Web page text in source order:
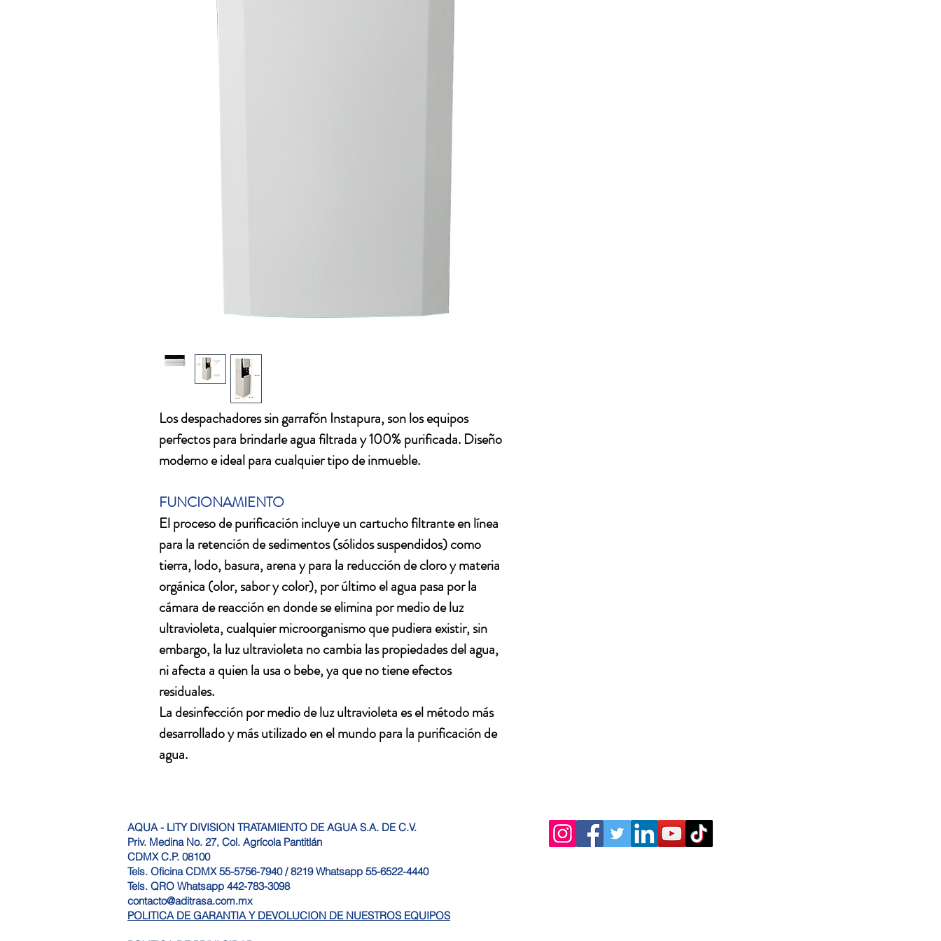
Los despachadores sin garrafón Instapura, son los equipos
perfectos para brindarle agua filtrada y 100% purificada. Diseño
moderno e ideal para cualquier tipo de inmueble.
FUNCIONAMIENTO
El proceso de purificación incluye un cartucho filtrante en línea
para la retención de sedimentos (sólidos suspendidos) como
tierra, lodo, basura, arena y para la reducción de cloro y materia
orgánica (olor, sabor y color), por último el agua pasa por la
cámara de reacción en donde se elimina por medio de luz
ultravioleta, cualquier microorganismo que pudiera existir, sin
embargo, la luz ultravioleta no cambia las propiedades del agua,
ni afecta a quien la usa o bebe, ya que no tiene efectos
residuales.
La desinfección por medio de luz ultravioleta es el método más
desarrollado y más utilizado en el mundo para la purificación de
agua.
AQUA - LITY DIVISION TRATAMIENTO DE AGUA S.A. DE C.V.
Priv. Medina No. 27, Col. Agrícola Pantitlán
CDMX C.P. 08100
Tels. Oficina CDMX 55-5756-7940 / 8219 Whatsapp 55-6522-4440
Tels. QRO Whatsapp 442-783-3098
contacto@aditrasa.com.mx
POLITICA DE GARANTIA Y DEVOLUCION DE NUESTROS EQUIPOS